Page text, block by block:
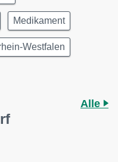
Medikament
Westfalen
Alle